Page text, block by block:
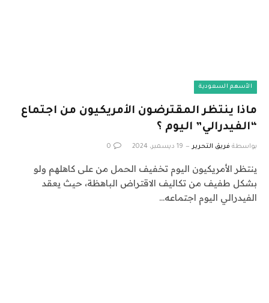
الأسهم السعودية
ماذا ينتظر المقترضون الأمريكيون من اجتماع
“الفيدرالي” اليوم ؟
بواسطة فريق التحرير 19 ديسمبر، 2024 0
ينتظر الأمريكيون اليوم تخفيف الحمل من على كاهلهم ولو
بشكل طفيف من تكاليف الاقتراض الباهظة، حيث يعقد
الفيدرالي اليوم اجتماعه…